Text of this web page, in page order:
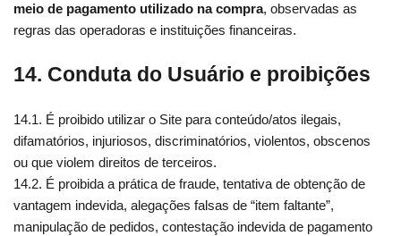
meio de pagamento utilizado na compra, observadas as
regras das operadoras e instituições financeiras.
14. Conduta do Usuário e proibições
14.1. É proibido utilizar o Site para conteúdo/atos ilegais,
difamatórios, injuriosos, discriminatórios, violentos, obscenos
ou que violem direitos de terceiros.
14.2. É proibida a prática de fraude, tentativa de obtenção de
vantagem indevida, alegações falsas de “item faltante”,
manipulação de pedidos, contestação indevida de pagamento